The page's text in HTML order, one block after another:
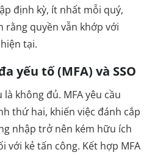
định kỳ, ít nhất mỗi quý,
rằng quyền vẫn khớp với
tại.
yếu tố (MFA) và SSO
là không đủ. MFA yêu cầu
thứ hai, khiến việc đánh cắp
nhập trở nên kém hữu ích
với kẻ tấn công. Kết hợp MFA